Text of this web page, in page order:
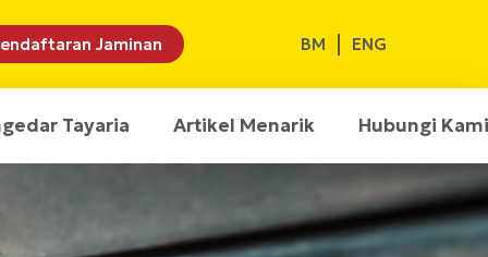
Jaminan BM ENG
Tayaria Artikel Menarik Hubungi